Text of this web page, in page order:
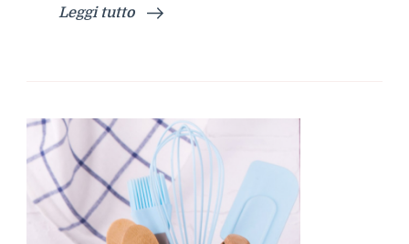
Leggi tutto